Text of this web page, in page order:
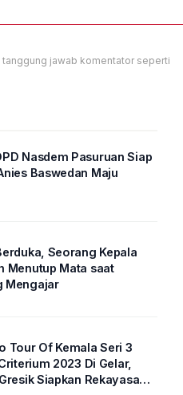
jawab komentator seperti
Nasdem Pasuruan Siap
Baswedan Maju
Kepala
Menutup Mata saat
Mengajar
Tour Of Kemala Seri 3
2023 Di Gelar,
Siapkan Rekayasa